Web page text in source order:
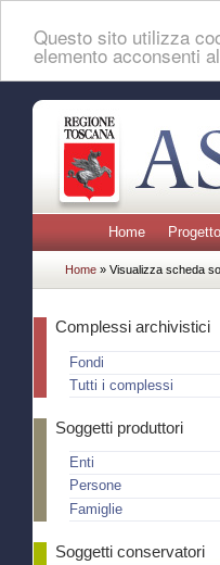
Questo sito utilizza
elemento acconsenti
Home Progetto
Home » Visualizza scheda
Complessi archivistici
Fondi
Tutti i complessi
Soggetti produttori
Enti
Persone
Famiglie
Soggetti conservatori